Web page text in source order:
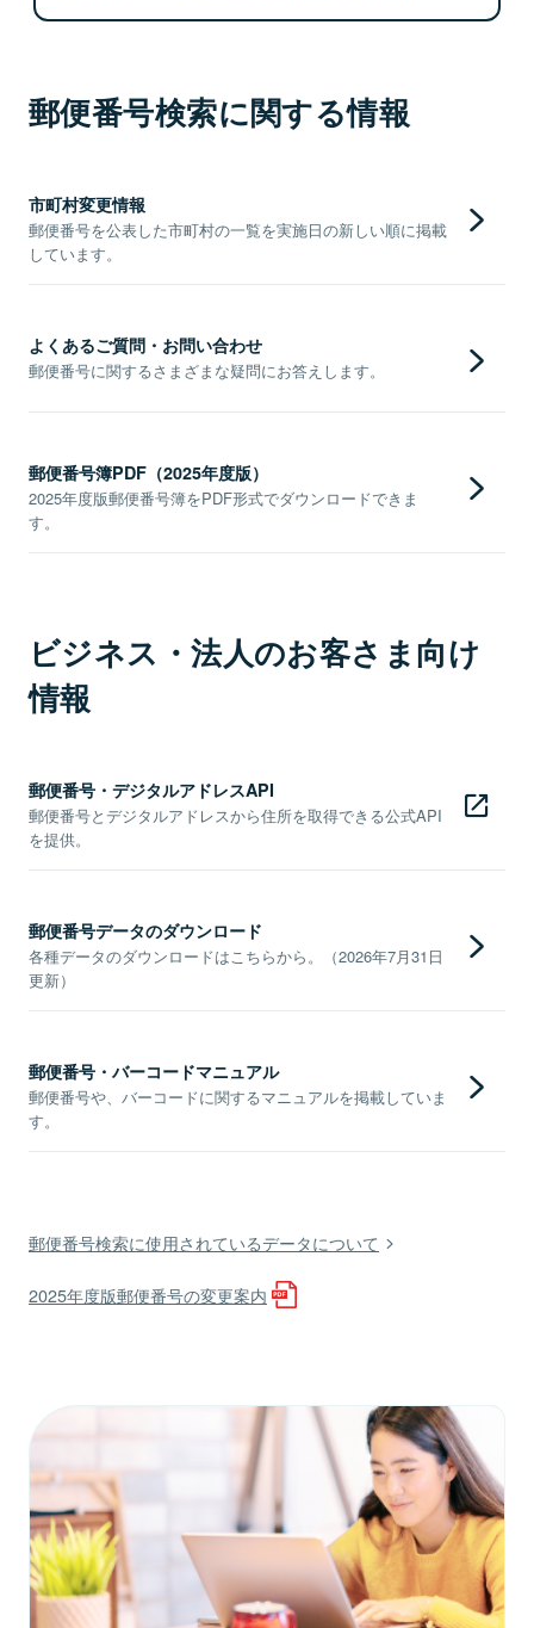
郵便番号検索に関する情報
市町村変更情報
郵便番号を公表した市町村の一覧を実施日の新しい順に掲載
しています。
よくあるご質問・お問い合わせ
郵便番号に関するさまざまな疑問にお答えします。
郵便番号簿PDF（2025年度版）
2025年度版郵便番号簿をPDF形式でダウンロードできま
す。
ビジネス・法人のお客さま向け
情報
郵便番号・デジタルアドレスAPI
郵便番号とデジタルアドレスから住所を取得できる公式API
を提供。
郵便番号データのダウンロード
各種データのダウンロードはこちらから。（2026年7月31日
更新）
郵便番号・バーコードマニュアル
郵便番号や、バーコードに関するマニュアルを掲載していま
す。
郵便番号検索に使用されているデータについて
2025年度版郵便番号の変更案内